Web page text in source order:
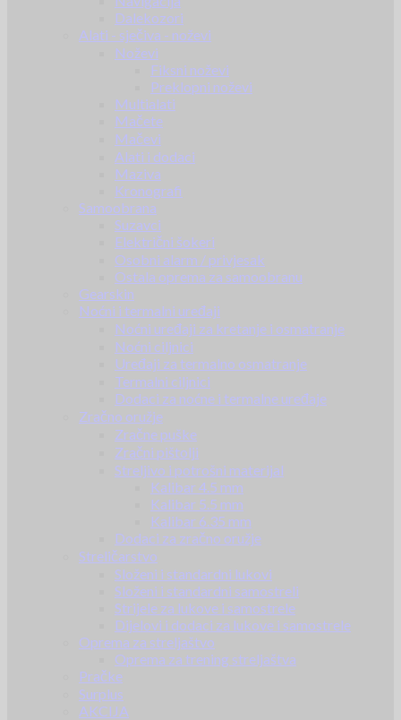
Dalekozori
Alati - sječiva - noževi
Noževi
Fiksni noževi
Preklopni noževi
Multialati
Mačete
Mačevi
Alati i dodaci
Maziva
Kronografi
Samoobrana
Suzavci
Električni šokeri
Osobni alarm / privjesak
Ostala oprema za samoobranu
Gearskin
Noćni i termalni uređaji
Noćni uređaji za kretanje i osmatranje
Noćni ciljnici
Uređaji za termalno osmatranje
Termalni ciljnici
Dodaci za noćne i termalne uređaje
Zračno oružje
Zračne puške
Zračni pištolji
Streljivo i potrošni materijal
Kalibar 4.5 mm
Kalibar 5.5 mm
Kalibar 6.35 mm
Dodaci za zračno oružje
Streličarstvo
Složeni i standardni lukovi
Složeni i standardni samostreli
Strijele za lukove i samostrele
Dijelovi i dodaci za lukove i samostrele
Oprema za streljaštvo
Oprema za trening streljaštva
Pračke
Surplus
AKCIJA